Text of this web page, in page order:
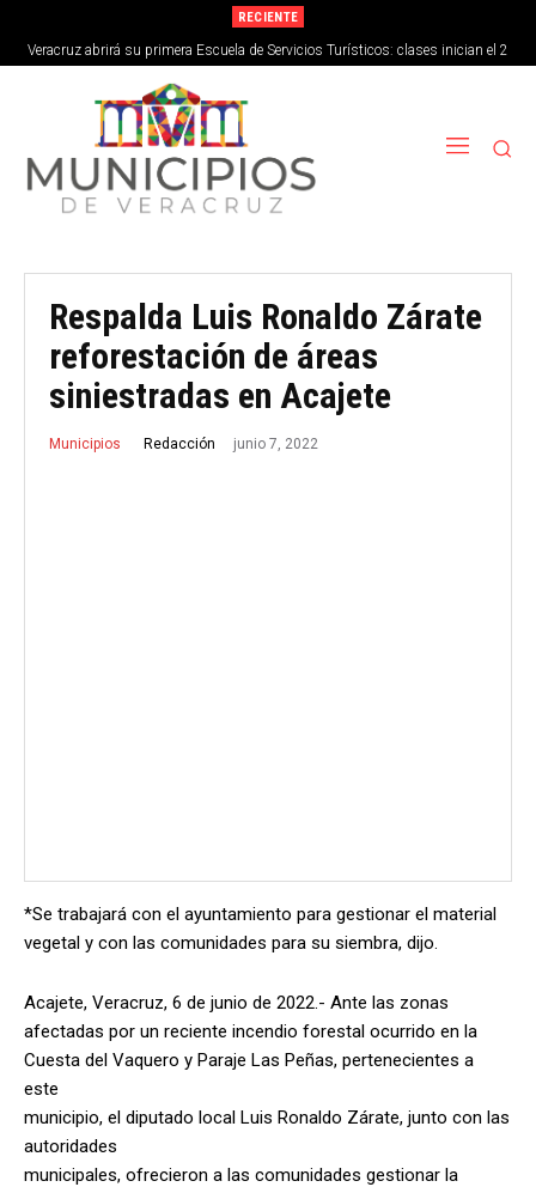
RECIENTE
Veracruz abrirá su primera Escuela de Servicios Turísticos: clases inician el 2
de septiembre
Respalda Luis Ronaldo Zárate
reforestación de áreas
siniestradas en Acajete
Municipios Redacción junio 7, 2022
*Se trabajará con el ayuntamiento para gestionar el material
vegetal y con las comunidades para su siembra, dijo.
Acajete, Veracruz, 6 de junio de 2022.- Ante las zonas
afectadas por un reciente incendio forestal ocurrido en la
Cuesta del Vaquero y Paraje Las Peñas, pertenecientes a
este
municipio, el diputado local Luis Ronaldo Zárate, junto con las
autoridades
municipales, ofrecieron a las comunidades gestionar la